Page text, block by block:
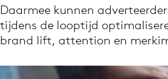
Volg het laatste nieuws
Nieuws
Daarmee kunnen
tijdens de looptijd
brand lift, attention en